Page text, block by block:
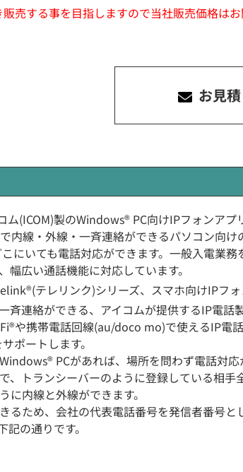
売する事を目指しますので当社販売価格は
お見
ム(ICOM)製のWindows® PC向けIPフォンアプ
内線・外線・一斉連絡ができるパソコン向け
にいても電話対応ができます。一般入電業務
広い通話機能に対応しています。
テレリンク)シリーズ、スマホ向けIPフォ
斉連絡ができる、アイコムが提供するIP電
や携帯電話回線(au/doco mo)で使えるIP
ポートします。
PCがあれば、場所を問わず電話対応
、トランシーバーのように登録している相手
に内線と外線ができます。
るため、会社の代表電話番号を発信者番号と
の通りです。